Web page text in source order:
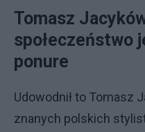
Tomasz
społeczeństwo
ponure
Udowodnił to Tomasz
znanych polskich